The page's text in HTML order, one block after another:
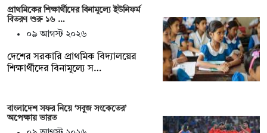
প্রাথমিকের শিক্ষার্থীদের বিনামূল্যে ইউনিফর্ম
বিতরণ শুরু ১৬ …
০৯ আগস্ট ২০২৬
দেশের সরকারি প্রাথমিক বিদ্যালয়ের
শিক্ষার্থীদের বিনামূল্যে স…
বাংলাদেশ সফর নিয়ে ‘সবুজ সংকেতের’
অপেক্ষায় ভারত